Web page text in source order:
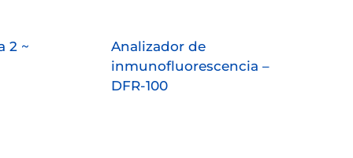
2 ~
Analizador de
inmunofluorescencia –
DFR-100